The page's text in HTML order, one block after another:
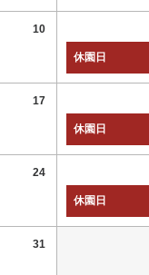
10
休園日
17
休園日
24
休園日
31